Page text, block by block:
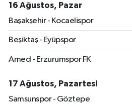
16 Ağustos, Pazar
Başakşehir - Kocaelispor
Beşiktaş - Eyüpspor
Amed - Erzurumspor FK
17 Ağustos, Pazartesi
Samsunspor - Göztepe